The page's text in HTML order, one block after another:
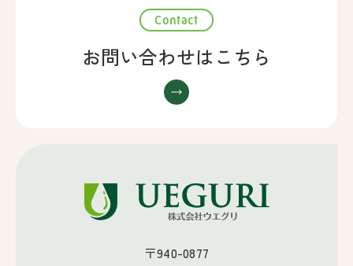
Contact
お問い合わせはこちら
〒940-0877